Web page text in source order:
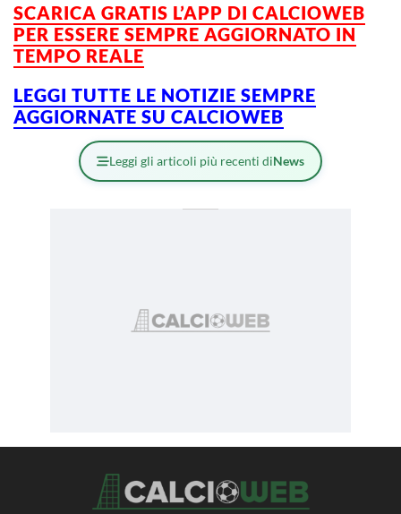
SCARICA GRATIS L’APP DI CALCIOWEB
PER ESSERE SEMPRE AGGIORNATO IN
TEMPO REALE
LEGGI TUTTE LE NOTIZIE SEMPRE
AGGIORNATE SU CALCIOWEB
Leggi gli articoli più recenti diNews